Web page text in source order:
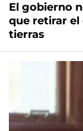
El gobierno
que retirar
tierras